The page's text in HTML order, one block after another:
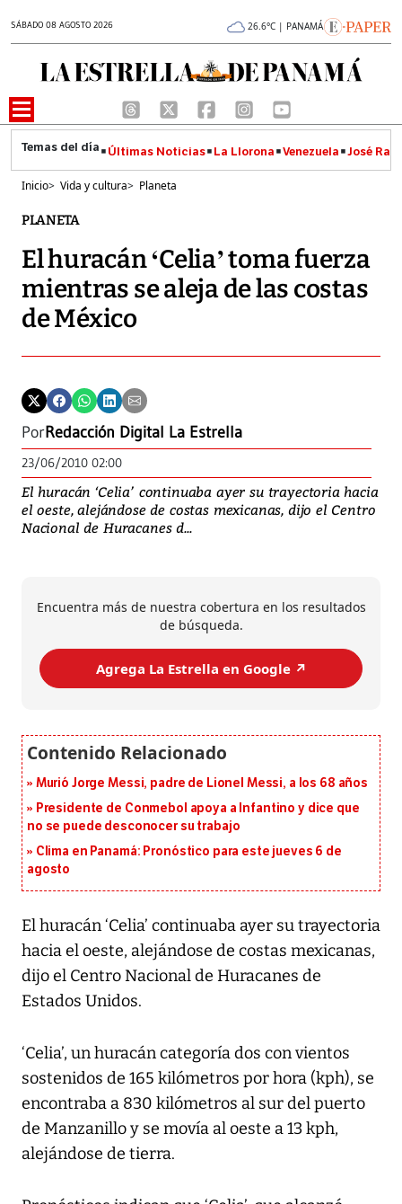
SÁBADO 08 AGOSTO 2026 26.6°C | PANAMÁ
Últimas Noticias La Llorona Venezuela José
Inicio> Vida y cultura> Planeta
PLANETA
El huracán ‘Celia’ toma fuerza
mientras se aleja de las costas
de México
PorRedacción Digital La Estrella
23/06/2010 02:00
El huracán ‘Celia’ continuaba ayer su trayectoria hacia
el oeste, alejándose de costas mexicanas, dijo el Centro
Nacional de Huracanes d...
Encuentra más de nuestra cobertura en los resultados
de búsqueda.
Agrega La Estrella en Google ↗️
Murió Jorge Messi, padre de Lionel Messi, a los 68 años
Presidente de Conmebol apoya a Infantino y dice que
no se puede desconocer su trabajo
Clima en Panamá: Pronóstico para este jueves 6 de
agosto
El huracán ‘Celia’ continuaba ayer su trayectoria
hacia el oeste, alejándose de costas mexicanas,
dijo el Centro Nacional de Huracanes de
Estados Unidos.
‘Celia’, un huracán categoría dos con vientos
sostenidos de 165 kilómetros por hora (kph), se
encontraba a 830 kilómetros al sur del puerto
de Manzanillo y se movía al oeste a 13 kph,
alejándose de tierra.